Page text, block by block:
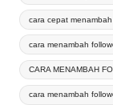
cara cepat
cara menambah
CARA MENAMBAH
cara menambah